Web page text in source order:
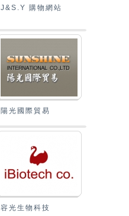
J&S.Y 購物網站
陽光國際貿易
容光生物科技